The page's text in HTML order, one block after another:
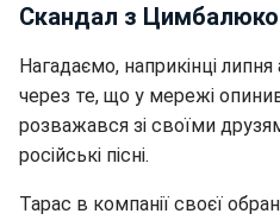
Скандал з
Нагадаємо, наприкінці
через те, що у мережі
розважався зі своїми
російські пісні.
Тарас в компанії своєї